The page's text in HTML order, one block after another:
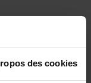
des cookies